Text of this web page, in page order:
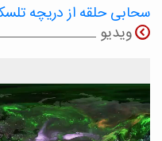
سحابی حلقه از دریچه
ویدیو